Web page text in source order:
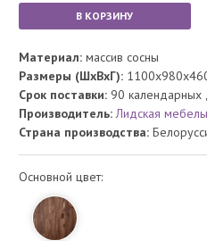
В КОРЗИНУ
Материал: массив сосны
Размеры (ШхВхГ):
Срок поставки: 90 календарных
Производитель:Лидская
Страна производства:
Основной цвет: